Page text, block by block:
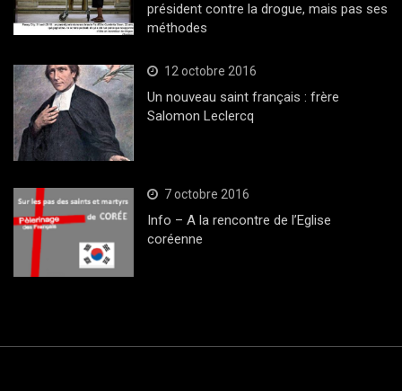
président contre la drogue, mais pas ses
méthodes
12 octobre 2016
Un nouveau saint français : frère
Salomon Leclercq
7 octobre 2016
Info – A la rencontre de l’Eglise
coréenne